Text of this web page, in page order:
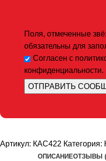
Поля, отмеченные
обязательны для
Согласен с
конфиденциальности.
Артикул: КАС422 Категория:
ОПИСАНИЕОТЗЫВЫ